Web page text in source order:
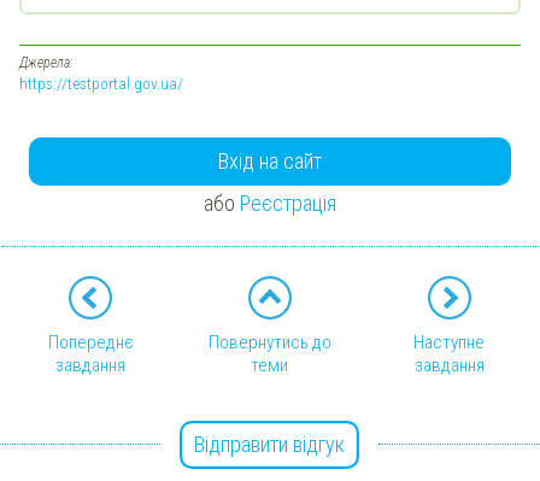
Джерела:
https://testportal.gov.ua/
Вхід на сайт
або Реєстрація
Попереднє
завдання
Повернутись до
теми
Наступне
завдання
Відправити відгук